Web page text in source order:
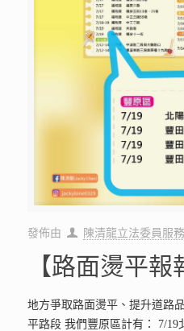
發佈由 陳清龍立法委員服
【路面燙平報
地方爭取路面燙平、提升道
平路段 我們豐原區計有： 7/19